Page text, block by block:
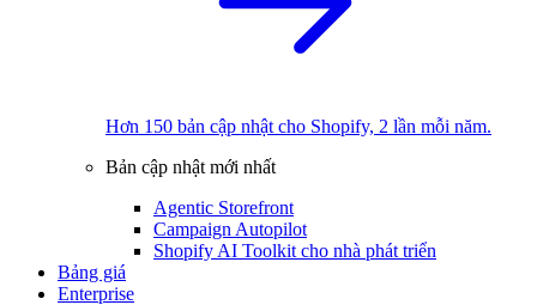
Hơn 150 bản cập nhật cho Shopify, 2 lần mỗi năm.
Bản cập nhật mới nhất
Agentic Storefront
Campaign Autopilot
Shopify AI Toolkit cho nhà phát triển
Bảng giá
Enterprise